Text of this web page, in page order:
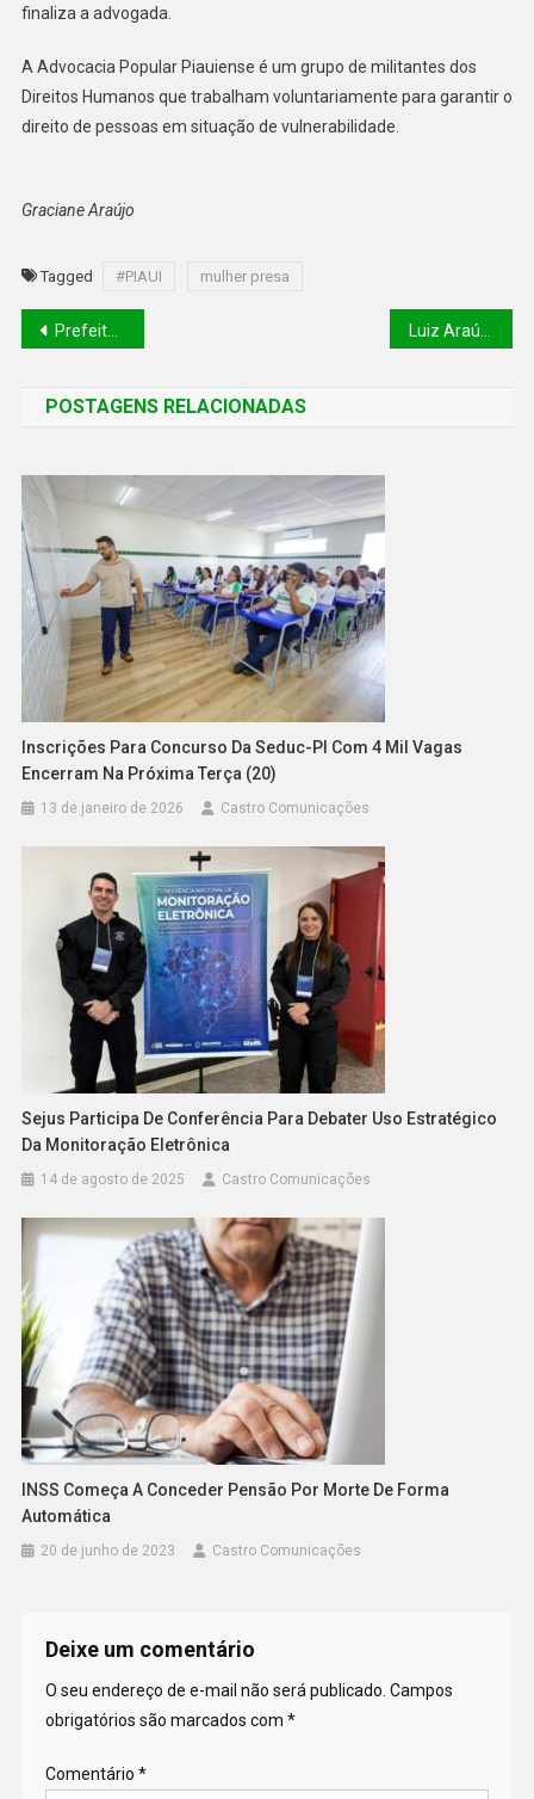
finaliza a advogada.
A Advocacia Popular Piauiense é um grupo de militantes dos
Direitos Humanos que trabalham voluntariamente para garantir o
direito de pessoas em situação de vulnerabilidade.
Graciane Araújo
Tagged #PIAUI mulher presa
Prefeito Gil Paraibano firma convênio com PRF para que animais sejam recolhidos nas rodovias
POSTAGENS RELACIONADAS
Inscrições Para Concurso Da Seduc-PI Com 4 Mil Vagas
Encerram Na Próxima Terça (20)
13 de janeiro de 2026 Castro Comunicações
Sejus Participa De Conferência Para Debater Uso Estratégico
Da Monitoração Eletrônica
14 de agosto de 2025 Castro Comunicações
INSS Começa A Conceder Pensão Por Morte De Forma
Automática
20 de junho de 2023 Castro Comunicações
Deixe um comentário
O seu endereço de e-mail não será publicado. Campos
obrigatórios são marcados com *
Comentário *